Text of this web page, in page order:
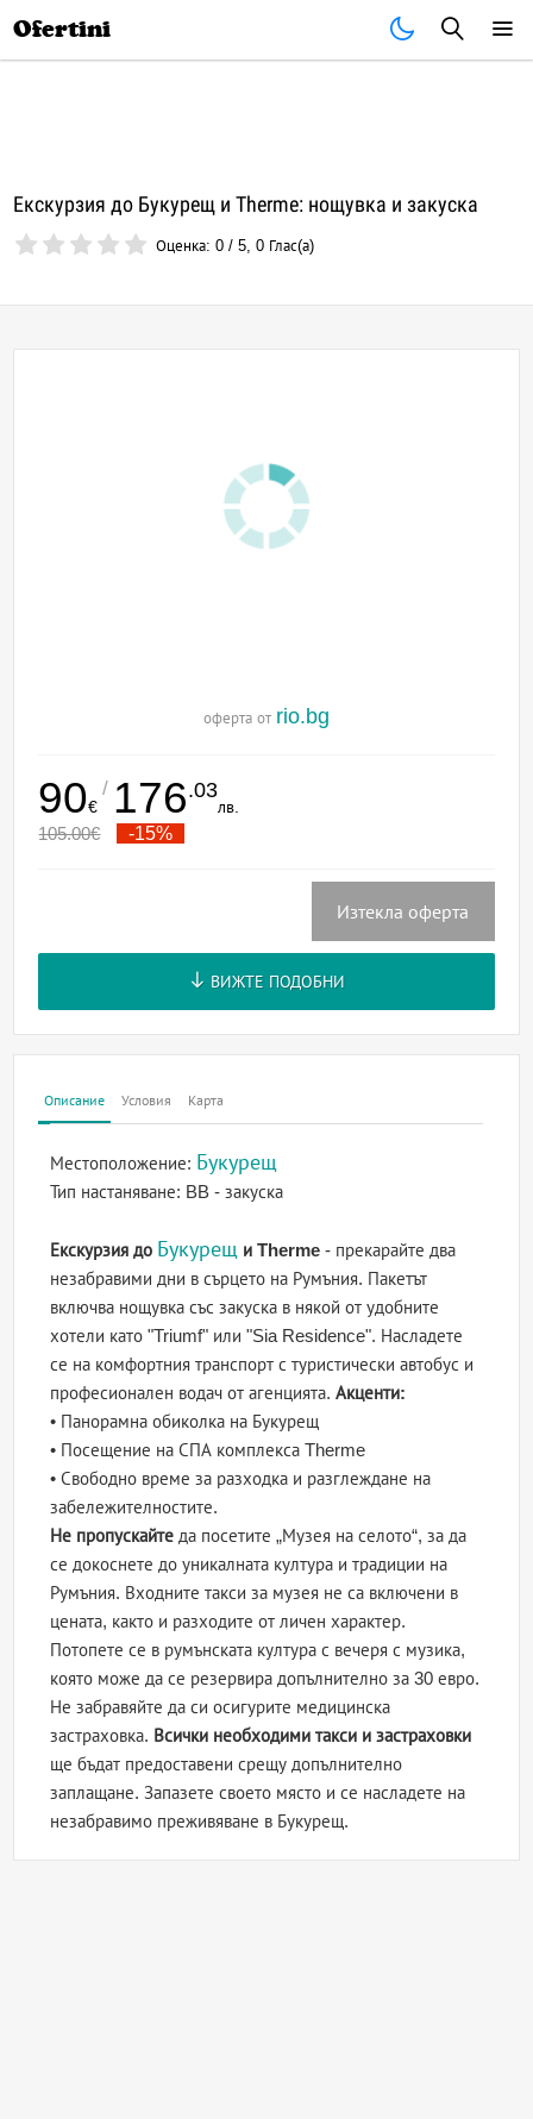
Ofertini
Екскурзия до Букурещ и Therme: нощувка и закуска
Оценка:0 /5,0 Глас(а)
оферта от rio.bg
90€
/ 176.03
лв.
105.00€ -15%
Изтекла оферта
ВИЖТЕ ПОДОБНИ
Описание Условия Карта
Местоположение: Букурещ
Тип настаняване: BB - закуска
Екскурзия до Букурещ и Therme - прекарайте два
незабравими дни в сърцето на Румъния. Пакетът
включва нощувка със закуска в някой от удобните
хотели като "Triumf" или "Sia Residence". Насладете
се на комфортния транспорт с туристически автобус и
професионален водач от агенцията.Акценти:
• Панорамна обиколка на Букурещ
• Посещение на СПА комплекса Therme
• Свободно време за разходка и разглеждане на
забележителностите.
Не пропускайте да посетите „Музея на селото“, за да
се докоснете до уникалната култура и традиции на
Румъния. Входните такси за музея не са включени в
цената, както и разходите от личен характер.
Потопете се в румънската култура с вечеря с музика,
която може да се резервира допълнително за 30 евро.
Не забравяйте да си осигурите медицинска
застраховка. Всички необходими такси и застраховки
ще бъдат предоставени срещу допълнително
заплащане. Запазете своето място и се насладете на
незабравимо преживяване в Букурещ.